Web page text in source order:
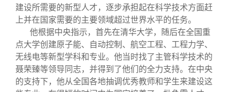
建设所需要的新型人才，逐步承担起在科学技术方面赶
上并在国家需要的主要领域超过世界水平的任务。
他根据中央指示，首先在清华大学，随后在全国重
点大学创建原子能、自动控制、航空工程、工程力学、
无线电等新型学科和专业。他当时找了主管科学技术的
聂荣臻等领导同志，并得到了他们的全力支持。在中央
的支持下，他从全国各地抽调优秀教师和学生来建设这